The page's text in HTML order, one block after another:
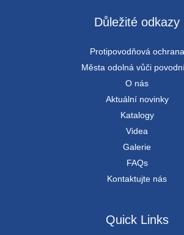
Důležité odkazy
Protipovodňová ochrana
Města odolná vůči
O nás
Aktuální novinky
Katalogy
Videa
Galerie
FAQs
Kontaktujte nás
Quick Links